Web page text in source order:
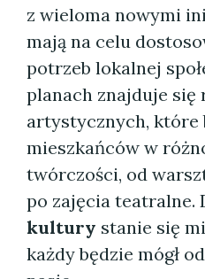
z wieloma nowymi
mają na celu
potrzeb lokalnej
planach znajduje
artystycznych, które
mieszkańców w
twórczości, od
po zajęcia teatralne.
kultury stanie się
każdy będzie mógł